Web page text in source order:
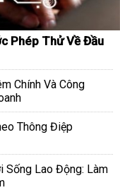
Phép Thử Về Đầu
Chính Và Công
Thông Điệp
Sống Lao Động: Làm